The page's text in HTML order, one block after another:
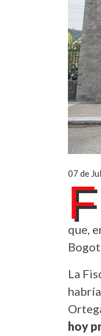
07 de
F
que,
La
hoy